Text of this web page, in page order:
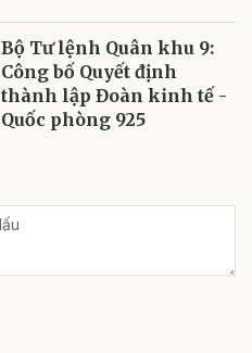
Bộ Tư lệnh Quân khu 9:
Công bố Quyết định
thành lập Đoàn kinh tế -
Quốc phòng 925